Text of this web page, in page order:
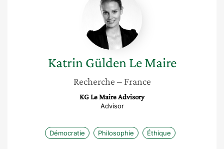
Gülden
Le
Maire
Katrin Gülden Le Maire
Recherche – France
KG Le Maire Advisory
Advisor
Démocratie Philosophie Éthique